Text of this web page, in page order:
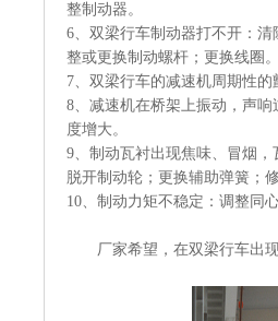
整制动器。
6、 双梁行车制动器打不开：清
整或更换制动螺杆；更换线圈。
7、 双梁行车的减速机周期性的
8、减速机在桥架上振动，声
度增大。
9、制动瓦衬出现焦味、冒烟，
脱开制动轮；更换辅助弹簧；
10、制动力矩不稳定：调整同
厂家希望，在双梁行车出现